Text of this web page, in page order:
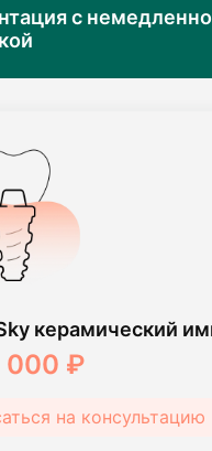
с
керамический
000 ₽
на консультацию